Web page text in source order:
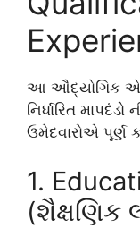
આ ઔદ્યોગિક
નિર્ધારિત
ઉમેદવારોએ પૂર્ણ
1.
(શૈક્ષણિક